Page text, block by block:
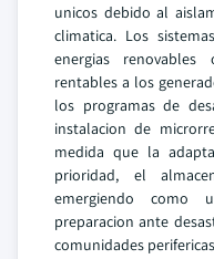
unicos debido al
climatica. Los
energias renovables
rentables a los
los programas de
instalacion de
medida que la
prioridad, el
emergiendo como
preparacion ante
comunidades